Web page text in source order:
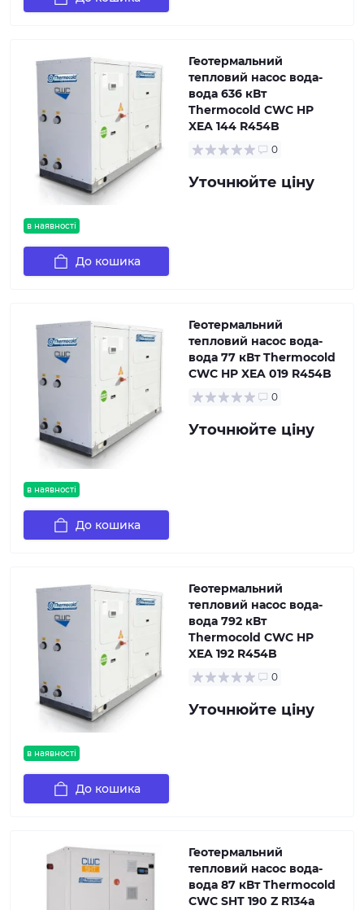
в наявності
Геотермальний
тепловий насос вода-
вода 636 кВт
Thermocold CWC HP
XEA 144 R454B
0
Уточнюйте ціну
До кошика
в наявності
Геотермальний
тепловий насос вода-
вода 77 кВт Thermocold
CWC HP XEA 019 R454B
0
Уточнюйте ціну
До кошика
в наявності
Геотермальний
тепловий насос вода-
вода 792 кВт
Thermocold CWC HP
XEA 192 R454B
0
Уточнюйте ціну
До кошика
Геотермальний
тепловий насос вода-
вода 87 кВт Thermocold
CWC SHT 190 Z R134a